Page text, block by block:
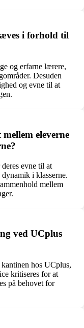
i forhold til
og erfarne lærere,
Desuden
og evne til at
eleverne
evne til at
i klasserne.
mellem
ved UCplus
hos UCplus,
kritiseres for at
på behovet for